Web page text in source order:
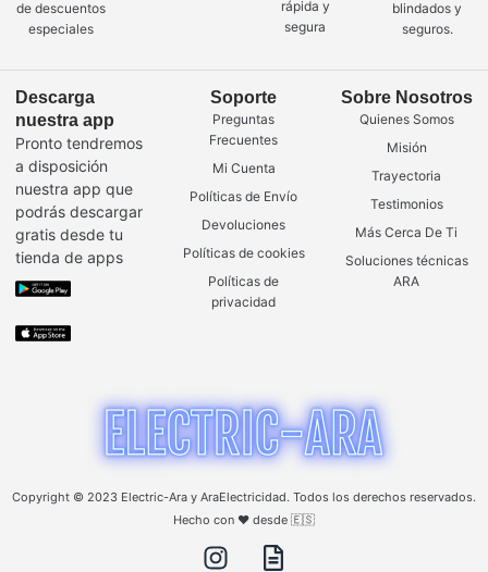
de descuentos
especiales
rápida y
segura
blindados y
seguros.
Descarga
nuestra app
Pronto tendremos
a disposición
nuestra app que
podrás descargar
gratis desde tu
tienda de apps
Soporte
Preguntas
Frecuentes
Mi Cuenta
Políticas de Envío
Devoluciones
Políticas de cookies
Políticas de
privacidad
Sobre Nosotros
Quienes Somos
Misión
Trayectoria
Testimonios
Más Cerca De Ti
Soluciones técnicas
ARA
Copyright © 2023 Electric-Ara y AraElectricidad. Todos los derechos reservados.
Hecho con ❤️ desde 🇪🇸